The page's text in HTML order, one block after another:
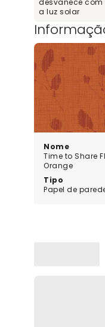
a luz solar
Nome
Time to Share
Orange
Tipo
Papel de